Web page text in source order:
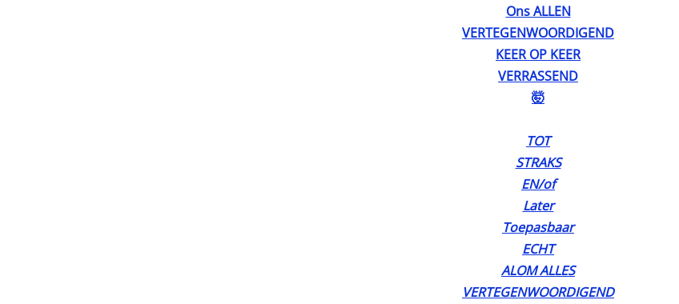
Ons ALLEN
VERTEGENWOORDIGEND
KEER OP KEER
VERRASSEND
🤯
TOT
STRAKS
EN/of
Later
Toepasbaar
ECHT
ALOM ALLES
VERTEGENWOORDIGEND